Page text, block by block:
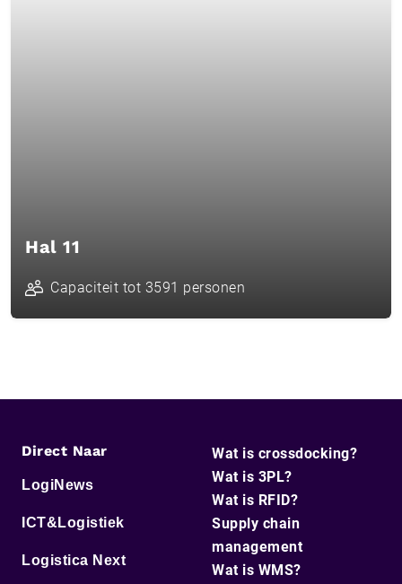
Hal 11
Capaciteit tot 3591 personen
Direct Naar
LogiNews
ICT&Logistiek
Logistica Next
Wat is crossdocking?
Wat is 3PL?
Wat is RFID?
Supply chain
management
Wat is WMS?